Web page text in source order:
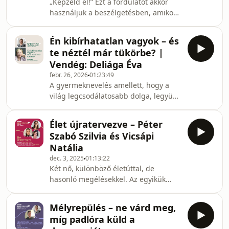
már egyre több kutatás vizsgálja,
hogy például a születési sorrend, a
testvérek közötti biztonságos kö
használjuk a beszélgetésben, amikor
való kivetítést azonban nemcsak
történetekre, élményekre, de
gyógyulásra vagy bizonyos
betegségek megelőzésére is
alkalmazhatjuk.Test, lélek, gondolat –
ennek a háromnak a harmóniájakell
az egészségünkhöz. Régóta tudjuk,
hogy a lélek hat a fizikai állapotunkra,
és fordítva. Azzal azonban már
Én kibírhatatlan vagyok – és
te néztél már tükörbe? |
Vendég: Deliága Éva
febr. 26, 202601:23:49
A gyermeknevelés amellett, hogy a
világ legcsodálatosabb dolga, legyünk
könnyű feladat. A dackorszaktól
kezdve a kamaszkoron át a leválásig,
és még azon is túl, rendszeresen
felbukkannak olyan élethelyzetek,
nehézségek, amelyek kezeléséhez –
bár mindent megteszünk – kevésnek
érezzük magunkat. A szülő–gyermek
kapcsolat igazi érzelmi hullámvasút,
mélységekkel és maga
Élet újratervezve – Péter
Szabó Szilvia és Vicsápi
Natália
dec. 3, 2025 01:13:22
Két nő, különböző életúttal, de
hasonló megélésekkel. Az egyikük
de egyik napról a másikra
mindkettejük a padlón találta magát.
Mélyrepülés – ne várd meg,
míg padlóra küld a